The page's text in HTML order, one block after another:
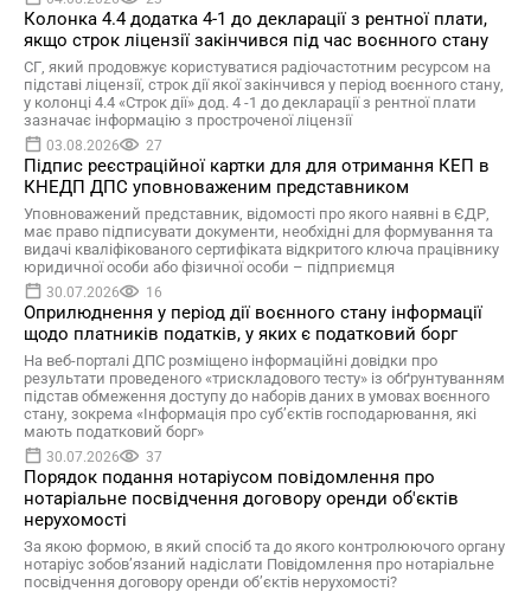
Колонка 4.4 додатка 4-1 до декларації з рентної плати,
якщо строк ліцензії закінчився під час воєнного стану
СГ, який продовжує користуватися радіочастотним ресурсом на
підставі ліцензії, строк дії якої закінчився у період воєнного стану,
у колонці 4.4 «Строк дії» дод. 4 -1 до декларації з рентної плати
зазначає інформацію з простроченої ліцензії
03.08.2026 27
Підпис реєстраційної картки для для отримання КЕП в
КНЕДП ДПС уповноваженим представником
Уповноважений представник, відомості про якого наявні в ЄДР,
має право підписувати документи, необхідні для формування та
видачі кваліфікованого сертифіката відкритого ключа працівнику
юридичної особи або фізичної особи – підприємця
30.07.2026 16
Оприлюднення у період дії воєнного стану інформації
щодо платників податків, у яких є податковий борг
На веб-порталі ДПС розміщено інформаційні довідки про
результати проведеного «трискладового тесту» із обґрунтуванням
підстав обмеження доступу до наборів даних в умовах воєнного
стану, зокрема «Інформація про суб’єктів господарювання, які
мають податковий борг»
30.07.2026 37
Порядок подання нотаріусом повідомлення про
нотаріальне посвідчення договору оренди об'єктів
нерухомості
За якою формою, в який спосіб та до якого контролюючого органу
нотаріус зобов’язаний надіслати Повідомлення про нотаріальне
посвідчення договору оренди об’єктів нерухомості?